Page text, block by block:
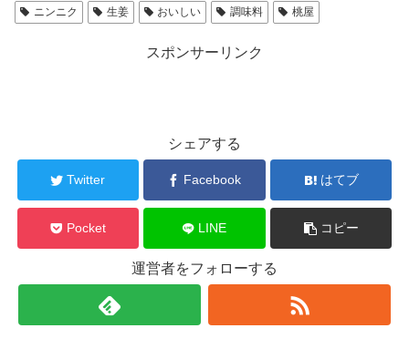
ニンニク
生姜 おいしい 調味料 桃屋
スポンサーリンク
シェアする
Twitter Facebook はてブ
Pocket LINE コピー
運営者をフォローする